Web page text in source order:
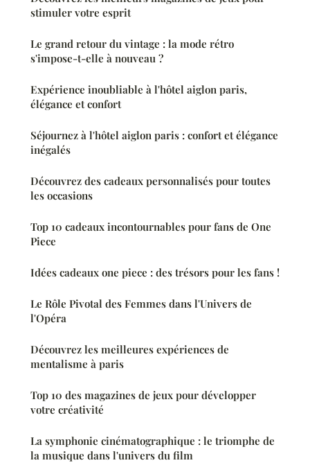
stimuler votre esprit
Le grand retour du vintage : la mode rétro
s'impose-t-elle à nouveau ?
Expérience inoubliable à l'hôtel aiglon paris,
élégance et confort
Séjournez à l'hôtel aiglon paris : confort et élégance
inégalés
Découvrez des cadeaux personnalisés pour toutes
les occasions
Top 10 cadeaux incontournables pour fans de One
Piece
Idées cadeaux one piece : des trésors pour les fans !
Le Rôle Pivotal des Femmes dans l'Univers de
l'Opéra
Découvrez les meilleures expériences de
mentalisme à paris
Top 10 des magazines de jeux pour développer
votre créativité
La symphonie cinématographique : le triomphe de
la musique dans l'univers du film